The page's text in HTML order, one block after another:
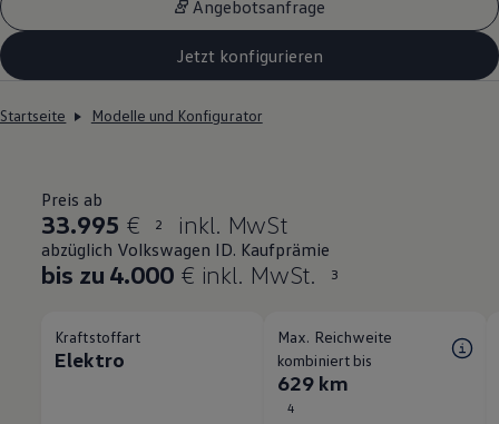
Angebotsanfrage
Jetzt konfigurieren
Startseite Modelle und Konfigurator
Preis ab
33.995 € 2 inkl. MwSt
abzüglich Volkswagen ID. Kaufprämie
bis zu 4.000 € inkl. MwSt. 3
Kraftstoffart
Elektro
Max. Reichweite
kombiniert bis
629 km
4